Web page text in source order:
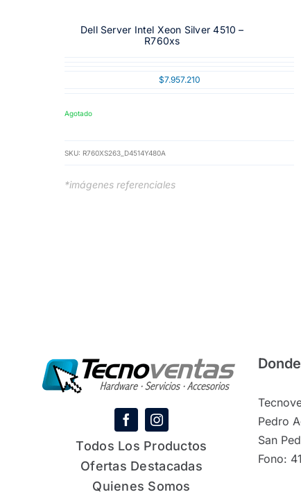
Dell Server Intel Xeon Silver 4510 –
R760xs
$7.957.210
Agotado
SKU: R760XS263_D4514Y480A
*imágenes referenciales
Todos Los Productos
Ofertas Destacadas
Quienes Somos
Pedro
San
Fono: